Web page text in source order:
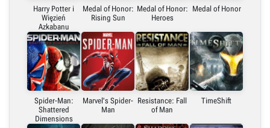
Harry Potter i
Więzień
Azkabanu
Medal of Honor:
Rising Sun
Medal of Honor:
Heroes
Medal of Honor
Spider-Man:
Shattered
Dimensions
Marvel's Spider-
Man
Resistance: Fall
of Man
TimeShift